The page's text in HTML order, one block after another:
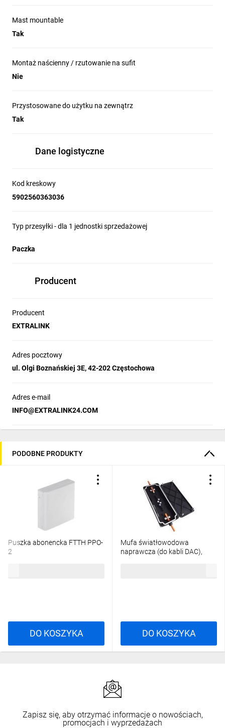
Mast mountable
Tak
Montaż naścienny / rzutowanie na sufit
Nie
Przystosowane do użytku na zewnątrz
Tak
Dane logistyczne
Kod kreskowy
5902560363036
Typ przesyłki - dla 1 jednostki sprzedażowej
Paczka
Producent
Producent
EXTRALINK
Adres pocztowy
ul. Olgi Boznańskiej 3E, 42-202 Częstochowa
Adres e-mail
INFO@EXTRALINK24.COM
PODOBNE PRODUKTY
Puszka abonencka FTTH PPO-
2
DO KOSZYKA
Mufa światłowodowa
naprawcza (do kabli DAC),
DO KOSZYKA
Zapisz się, aby otrzymać informacje o nowościach,
promocjach i wyprzedażach